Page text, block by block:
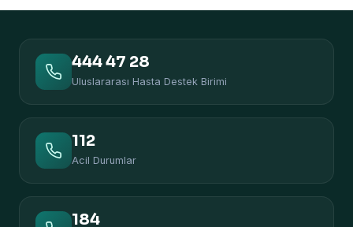
444 47 28
Uluslararası Hasta Destek Birimi
112
Acil Durumlar
184